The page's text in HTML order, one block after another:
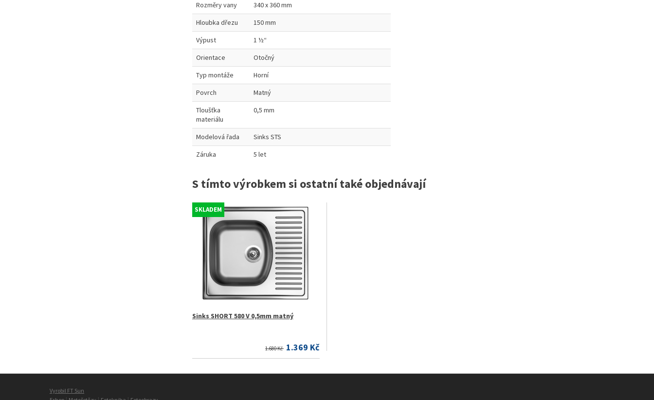
Rozměry vany
340 x 360 mm
Hloubka dřezu
150 mm
Výpust
1 ½“
Orientace
Otočný
Typ montáže
Horní
Povrch
Matný
Tloušťka
materiálu
0,5 mm
Modelová řada
Sinks STS
Záruka
5 let
S tímto výrobkem si ostatní také objednávají
SKLADEM
Sinks SHORT 580 V 0,5mm matný
1.680 Kč 1.369 Kč
Vyrobil FT Sun